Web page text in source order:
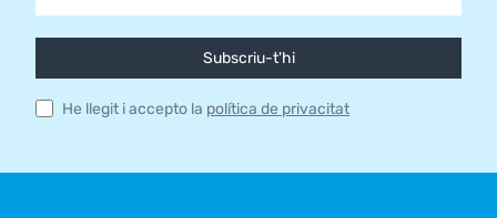
Subscriu-t'hi
He llegit i accepto la política de privacitat